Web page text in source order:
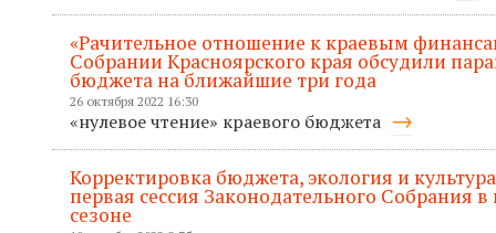
«Рачительное отношение к краевым
Собрании Красноярского края обсудили
бюджета на ближайшие три года
26 октября 2022 16:30
«нулевое чтение» краевого бюджета
Корректировка бюджета, экология и
первая сессия Законодательного Собрания
сезоне